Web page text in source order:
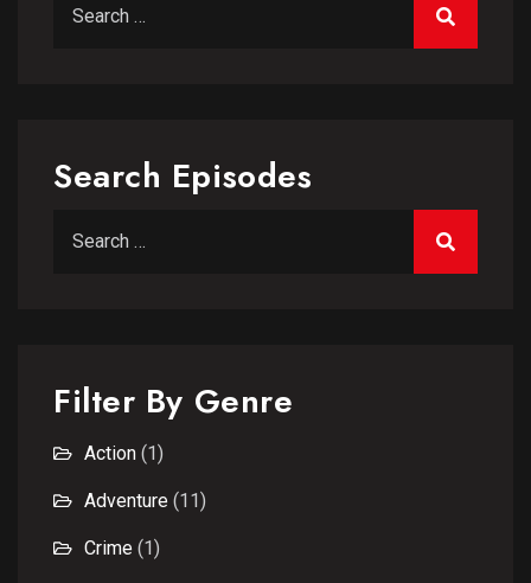
Search Episodes
Filter By Genre
Action (1)
Adventure (11)
Crime (1)